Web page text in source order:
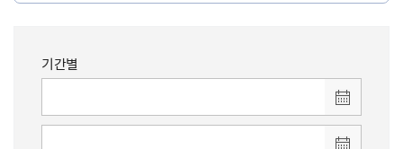
기간별